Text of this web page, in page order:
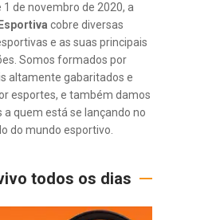
1 de novembro de 2020, a
cobre diversas
e as suas principais
Somos formados por
altamente gabaritados e
esportes, e também damos
quem está se lançando no
do mundo esportivo.
todos os dias